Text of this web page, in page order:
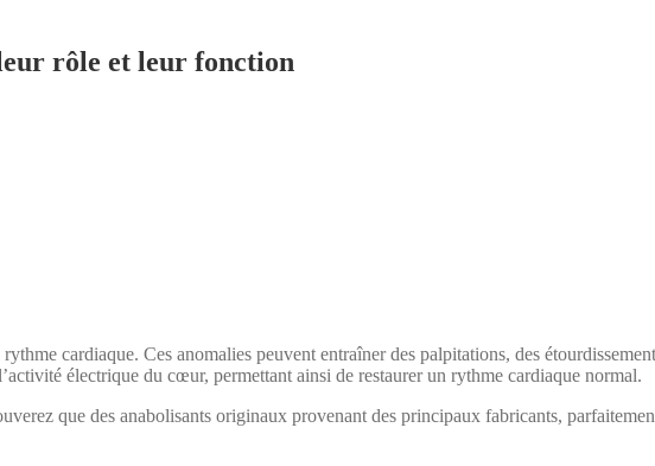
rôle et leur fonction
car­diaque. Ces anom­alies peu­vent entraîn­er des pal­pi­ta­tions, des
élec­trique du cœur, per­me­t­tant ain­si de restau­r­er un rythme car­diaque nor­mal.
que des anabolisants orig­in­aux provenant des prin­ci­paux fab­ri­cants,